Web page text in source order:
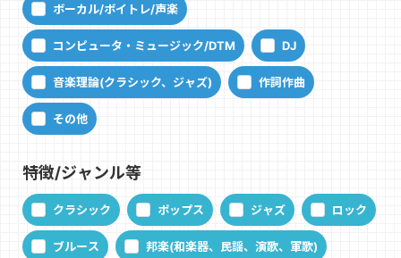
ボーカル/ボイトレ/声楽
コンピュータ・ミュージック/DTM DJ
音楽理論(クラシック、ジャズ) 作詞作曲
その他
特徴/ジャンル等
クラシック ポップス ジャズ ロック
ブルース 邦楽(和楽器、民謡、演歌、軍歌)